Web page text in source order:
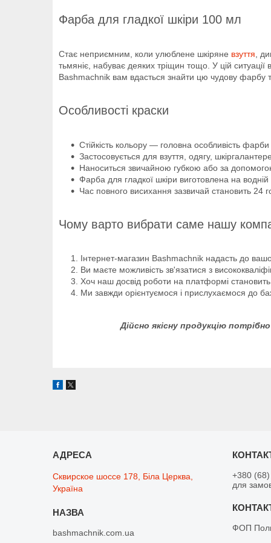
Фарба для гладкої шкіри 100 мл
Стає неприємним, коли улюблене шкіряне взуття ,
тьмяніє, набуває деяких тріщин тощо. У цій
Bashmachnik вам вдасться знайти цю чудову фарбу
Особливості краски
Стійкість кольору — головна особливість
Застосовується для взуття, одягу,
Наноситься звичайною губкою або за
Фарба для гладкої шкіри виготовлена на водній
Час повного висихання зазвичай становить 24
Чому варто вибрати саме нашу
Інтернет-магазин Bashmachnik надасть до
Ви маєте можливість зв'язатися з
Хоч наш досвід роботи на платформі
Ми завжди орієнтуємося і прислухаємося до
Дійсно якісну продукцію
Сквирское шоссе 178, Біла Церква,
Україна
bashmachnik.com.ua
+380
для
ФОП